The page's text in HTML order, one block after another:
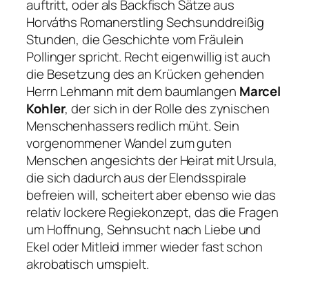
auftritt, oder als Backfisch Sätze aus
Horváths RomanerstlingSechsunddreißig
Stunden, die Geschichte vom Fräulein
Pollingerspricht. Recht eigenwillig ist auch
die Besetzung des an Krücken gehenden
Herrn Lehmann mit dem baumlangen Marcel
Kohler, der sich in der Rolle des zynischen
Menschenhassers redlich müht. Sein
vorgenommener Wandel zum guten
Menschen angesichts der Heirat mit Ursula,
die sich dadurch aus der Elendsspirale
befreien will, scheitert aber ebenso wie das
relativ lockere Regiekonzept, das die Fragen
um Hoffnung, Sehnsucht nach Liebe und
Ekel oder Mitleid immer wieder fast schon
akrobatisch umspielt.